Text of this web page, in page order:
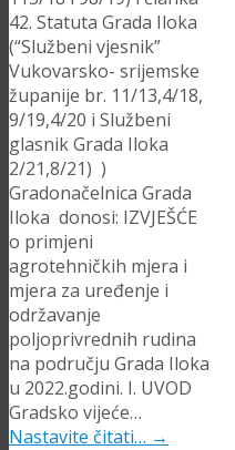
42. Statuta Grada Iloka
(“Službeni vjesnik”
Vukovarsko- srijemske
županije br. 11/13,4/18,
9/19,4/20 i Službeni
glasnik Grada Iloka
2/21,8/21) )
Gradonačelnica Grada
Iloka donosi: IZVJEŠĆE
o primjeni
agrotehničkih mjera i
mjera za uređenje i
održavanje
poljoprivrednih rudina
na području Grada Iloka
u 2022.godini. I. UVOD
Gradsko vijeće…
Nastavite čitati… →